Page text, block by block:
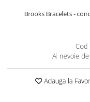
Brooks Bracelets -
Cod
Ai nevoie
Adauga la